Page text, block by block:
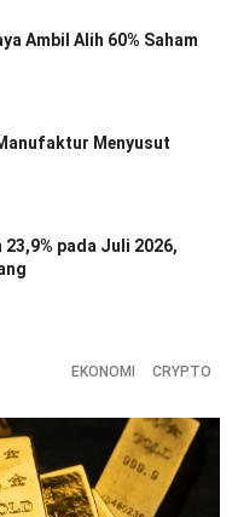
Ambil Alih 60% Saham
Menyusut
23,9% pada Juli 2026,
EKONOMI CRYPTO